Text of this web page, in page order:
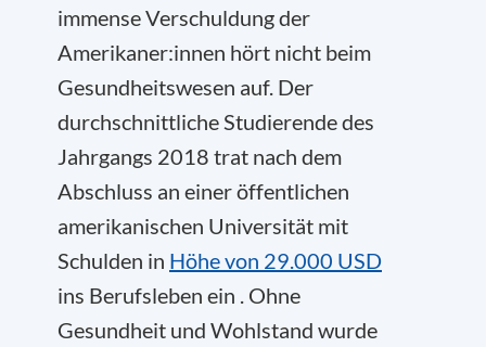
immense Verschuldung der
Amerikaner:innen hört nicht beim
Gesundheitswesen auf. Der
durchschnittliche Studierende des
Jahrgangs 2018 trat nach dem
Abschluss an einer öffentlichen
amerikanischen Universität mit
Schulden in Höhe von 29.000 USD
ins Berufsleben ein . Ohne
Gesundheit und Wohlstand wurde